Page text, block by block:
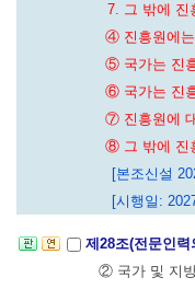
7. 그 밖에 진
④ 진흥원에는
⑤ 국가는 진
⑥ 국가는 진
⑦ 진흥원에
⑧ 그 밖에 진
[본조신설
[시행일:
제28조(전문인
② 국가 및 지